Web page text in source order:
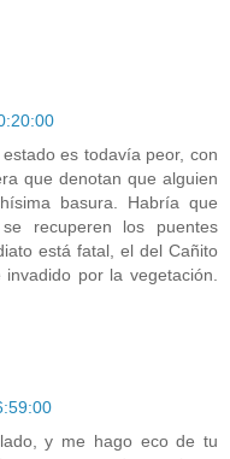
es todavía peor, con
que denotan que alguien
basura. Habría que
recuperen los puentes
está fatal, el del Cañito
por la vegetación.
y me hago eco de tu